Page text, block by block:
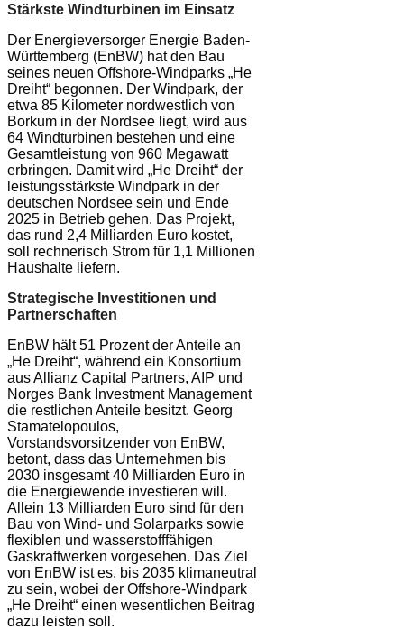
Stärkste Windturbinen im Einsatz
Der Energieversorger Energie Baden-
Württemberg (EnBW) hat den Bau
seines neuen Offshore-Windparks „He
Dreiht“ begonnen. Der Windpark, der
etwa 85 Kilometer nordwestlich von
Borkum in der Nordsee liegt, wird aus
64 Windturbinen bestehen und eine
Gesamtleistung von 960 Megawatt
erbringen. Damit wird „He Dreiht“ der
leistungsstärkste Windpark in der
deutschen Nordsee sein und Ende
2025 in Betrieb gehen. Das Projekt,
das rund 2,4 Milliarden Euro kostet,
soll rechnerisch Strom für 1,1 Millionen
Haushalte liefern.
Strategische Investitionen und
Partnerschaften
EnBW hält 51 Prozent der Anteile an
„He Dreiht“, während ein Konsortium
aus Allianz Capital Partners, AIP und
Norges Bank Investment Management
die restlichen Anteile besitzt. Georg
Stamatelopoulos,
Vorstandsvorsitzender von EnBW,
betont, dass das Unternehmen bis
2030 insgesamt 40 Milliarden Euro in
die Energiewende investieren will.
Allein 13 Milliarden Euro sind für den
Bau von Wind- und Solarparks sowie
flexiblen und wasserstofffähigen
Gaskraftwerken vorgesehen. Das Ziel
von EnBW ist es, bis 2035 klimaneutral
zu sein, wobei der Offshore-Windpark
„He Dreiht“ einen wesentlichen Beitrag
dazu leisten soll.